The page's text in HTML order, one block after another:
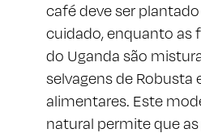
café deve ser
cuidado, enquanto as
do Uganda são
selvagens de Robusta
alimentares. Este
natural permite que